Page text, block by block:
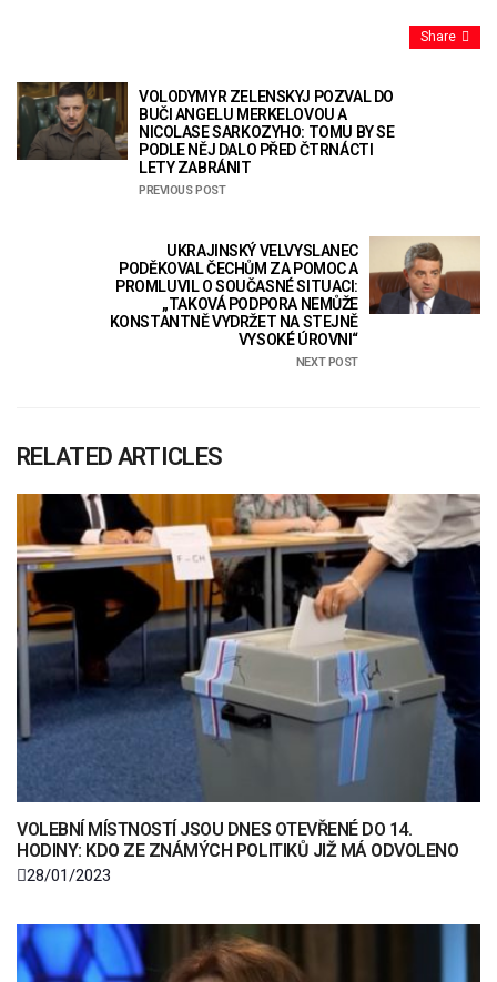
Share
VOLODYMYR ZELENSKYJ POZVAL DO
BUČI ANGELU MERKELOVOU A
NICOLASE SARKOZYHO: TOMU BY SE
PODLE NĚJ DALO PŘED ČTRNÁCTI
LETY ZABRÁNIT
PREVIOUS POST
UKRAJINSKÝ VELVYSLANEC
PODĚKOVAL ČECHŮM ZA POMOC A
PROMLUVIL O SOUČASNÉ SITUACI:
„TAKOVÁ PODPORA NEMŮŽE
KONSTANTNĚ VYDRŽET NA STEJNĚ
VYSOKÉ ÚROVNI“
NEXT POST
RELATED ARTICLES
VOLEBNÍ MÍSTNOSTÍ JSOU DNES OTEVŘENÉ DO 14.
HODINY: KDO ZE ZNÁMÝCH POLITIKŮ JIŽ MÁ ODVOLENO
28/01/2023